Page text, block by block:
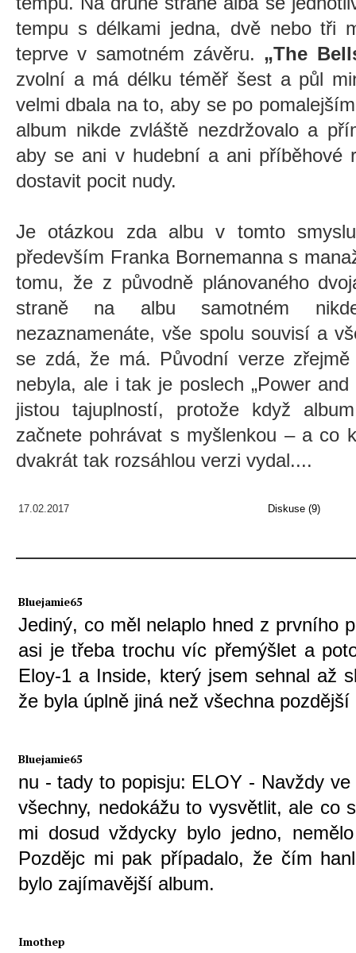
tempu s délkami jedna, dvě nebo tři
teprve v samotném závěru. „The
zvolní a má délku téměř šest a půl
velmi dbala na to, aby se po
album nikde zvláště nezdržovalo a
aby se ani v hudební a ani příběhové
dostavit pocit nudy.
Je otázkou zda albu v tomto
především Franka Bornemanna s
tomu, že z původně plánovaného
straně na albu samotném
nezaznamenáte, vše spolu souvisí a
se zdá, že má. Původní verze
nebyla, ale i tak je poslech „Power
jistou tajuplností, protože když
začnete pohrávat s myšlenkou – a co
dvakrát tak rozsáhlou verzi vydal....
17.02.2017 Diskuse (9)
Bluejamie65
Jediný, co měl nelaplo hned z prvního
asi je třeba trochu víc přemýšlet a
Eloy-1 a Inside, který jsem sehnal až
že byla úplně jiná než všechna pozdější
Bluejamie65
nu - tady to popisju: ELOY - Navždy
všechny, nedokážu to vysvětlit, ale co
mi dosud vždycky bylo jedno,
Pozdějc mi pak případalo, že čím
bylo zajímavější album.
Imothep